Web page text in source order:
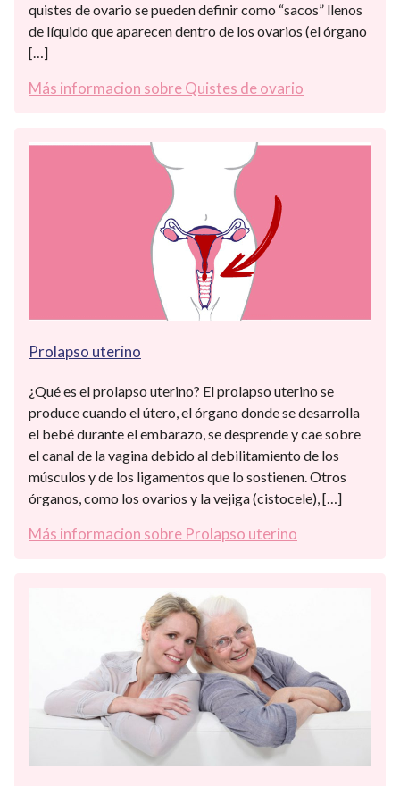
quistes de ovario se pueden definir como “sacos” llenos
de líquido que aparecen dentro de los ovarios (el órgano
[…]
Más informacion sobre Quistes de ovario
Prolapso uterino
¿Qué es el prolapso uterino? El prolapso uterino se
produce cuando el útero, el órgano donde se desarrolla
el bebé durante el embarazo, se desprende y cae sobre
el canal de la vagina debido al debilitamiento de los
músculos y de los ligamentos que lo sostienen. Otros
órganos, como los ovarios y la vejiga (cistocele), […]
Más informacion sobre Prolapso uterino